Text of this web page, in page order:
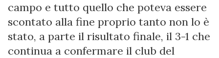
campo e tutto quello che poteva essere
scontato alla fine proprio tanto non lo è
stato, a parte il risultato finale, il 3-1 che
continua a confermare il club del